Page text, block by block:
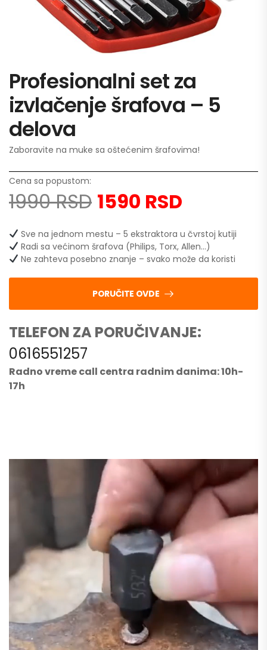
Profesionalni set za
izvlačenje šrafova – 5
delova
Zaboravite na muke sa oštećenim šrafovima!
Cena sa popustom:
1990 RSD 1590 RSD
Sve na jednom mestu – 5 ekstraktora u čvrstoj kutiji
Radi sa većinom šrafova (Philips, Torx, Allen…)
Ne zahteva posebno znanje – svako može da koristi
PORUČITE OVDE
TELEFON ZA PORUČIVANJE:
0616551257
Radno vreme call centra radnim danima: 10h-
17h